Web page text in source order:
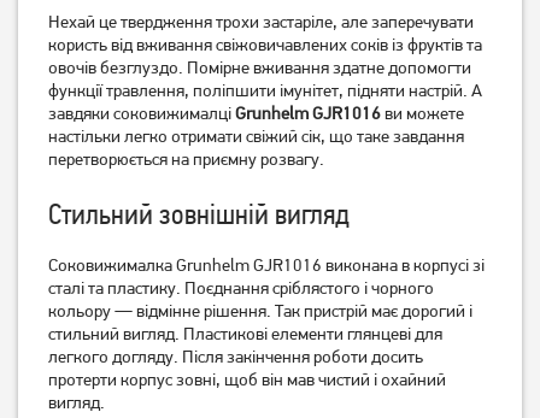
Соковитискач PHILIPS Viva
Collection HR1855/70
7 339 грн
5 869грн
Соковитискач Tefal
Fruitella+ ZE370138
3 549грн
2 839грн
Соковижималка для
Нехай це твердження трохи застаріле, але заперечувати
користь від вживання свіжовичавлених соків із фруктів та
овочів безглуздо. Помірне вживання здатне допомогти
функції травлення, поліпшити імунітет, підняти настрій. А
завдяки соковижималціGrunhelm GJR1016ви можете
настільки легко отримати свіжий сік, що таке завдання
перетворюється на приємну розвагу.
Стильний зовнішній вигляд
Соковижималка Grunhelm GJR1016 виконана в корпусі зі
сталі та пластику. Поєднання сріблястого і чорного
кольору — відмінне рішення. Так пристрій має дорогий і
стильний вигляд. Пластикові елементи глянцеві для
легкого догляду. Після закінчення роботи досить
протерти корпус зовні, щоб він мав чистий і охайний
вигляд.